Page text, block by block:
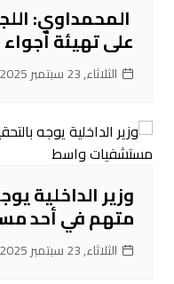
المحمداوي:
على تهيئة أجواء
الثلاثاء, 23 سبتمبر 2025, 23:54
‌وزير الداخلية
متهم في أحد
الثلاثاء, 23 سبتمبر 2025, 23:54